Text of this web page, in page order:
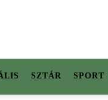
SZTÁR SPORT